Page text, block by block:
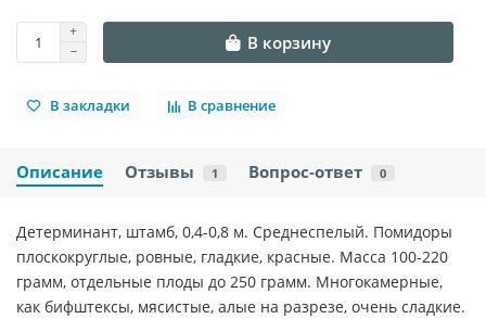
В корзину
В закладки В сравнение
Описание Отзывы 1 Вопрос-ответ 0
Детерминант, штамб, 0,4-0,8 м. Среднеспелый. Помидоры
плоскокруглые, ровные, гладкие, красные. Масса 100-220
грамм, отдельные плоды до 250 грамм. Многокамерные,
как бифштексы, мясистые, алые на разрезе, очень сладкие.